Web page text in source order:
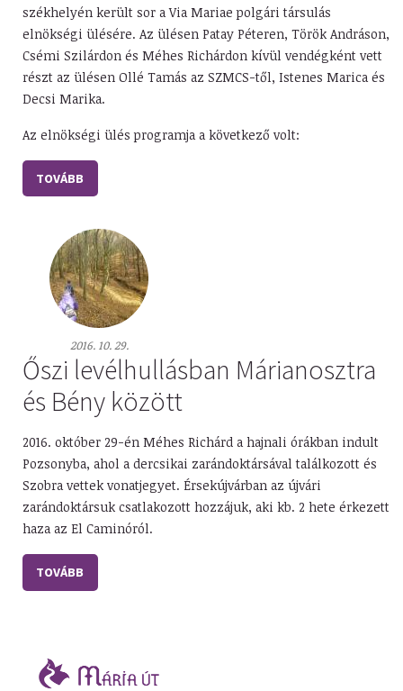
székhelyén került sor a Via Mariae polgári társulás
elnökségi ülésére. Az ülésen Patay Péteren, Török Andráson,
Csémi Szilárdon és Méhes Richárdon kívül vendégként vett
részt az ülésen Ollé Tamás az SZMCS-től, Istenes Marica és
Decsi Marika.
Az elnökségi ülés programja a következő volt:
TOVÁBB
2016. 10. 29.
Őszi levélhullásban Márianosztra
és Bény között
2016. október 29-én Méhes Richárd a hajnali órákban indult
Pozsonyba, ahol a dercsikai zarándoktársával találkozott és
Szobra vettek vonatjegyet. Érsekújvárban az újvári
zarándoktársuk csatlakozott hozzájuk, aki kb. 2 hete érkezett
haza az El Caminóról.
TOVÁBB